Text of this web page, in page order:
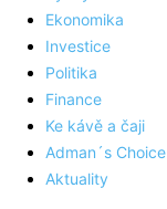
Ekonomika
Investice
Politika
Finance
Ke kávě a čaji
Adman´s Choice
Aktuality